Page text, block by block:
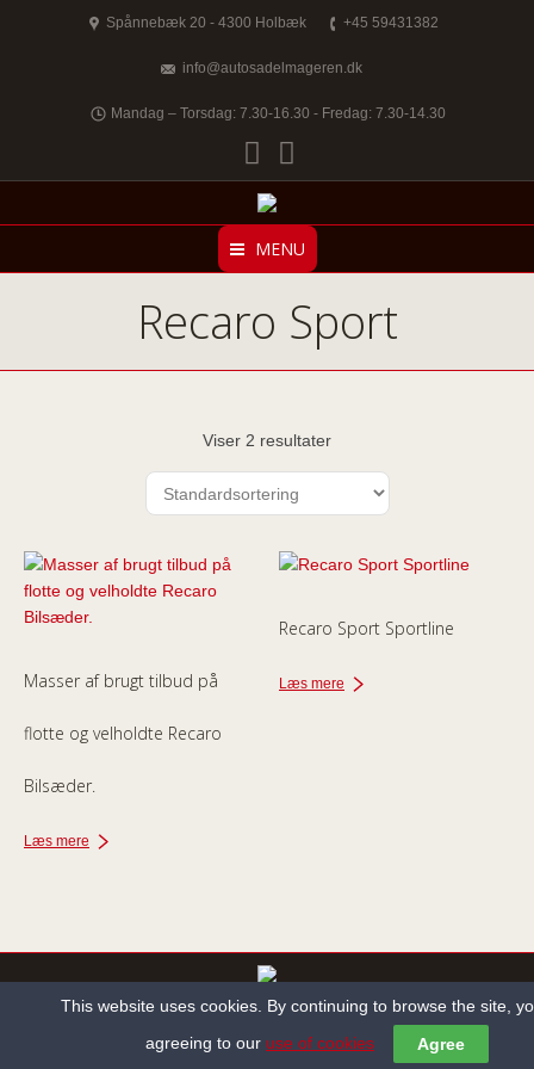
Spånnebæk 20 - 4300 Holbæk +45 59431382
info@autosadelmageren.dk
Mandag – Torsdag: 7.30-16.30 - Fredag: 7.30-14.30
Facebook
MENU
Recaro Sport
Viser 2 resultater
Masser af brugt tilbud på
flotte og velholdte Recaro
Bilsæder.
Læs mere
Recaro Sport Sportline
Læs mere
Copyright ©2013-2022 Holbæk Autosadelmager All Rights Reserved.
This website uses cookies. By continuing to browse the site,
agreeing to our use of cookies Agree